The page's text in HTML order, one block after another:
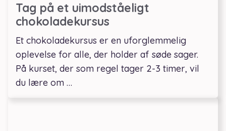
Tag på et uimodståeligt
chokoladekursus
Et chokoladekursus er en uforglemmelig
oplevelse for alle, der holder af søde sager.
På kurset, der som regel tager 2-3 timer, vil
du lære om …